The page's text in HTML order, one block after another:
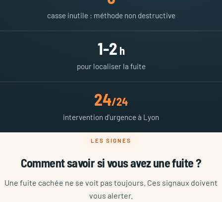
casse inutile : méthode non destructive
1-2 h
pour localiser la fuite
24/24
intervention d'urgence à Lyon
LES SIGNES
Comment savoir si vous avez une fuite ?
Une fuite cachée ne se voit pas toujours. Ces signaux doivent
vous alerter.